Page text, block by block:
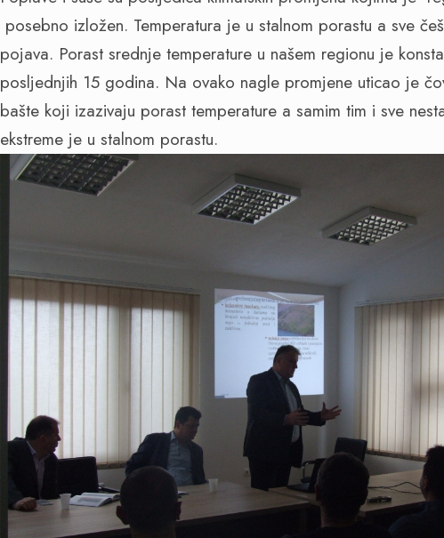
posebno izložen. Temperatura je u stalnom porastu a sve
pojava. Porast srednje temperature u našem regionu je
posljednjih 15 godina. Na ovako nagle promjene uticao je
bašte koji izazivaju porast temperature a samim tim i sve
ekstreme je u stalnom porastu.